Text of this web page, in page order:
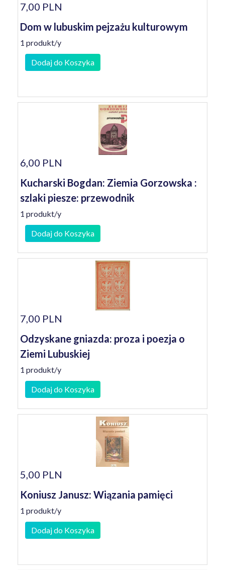
7,00 PLN
Dom w lubuskim pejzażu kulturowym
1 produkt/y
Dodaj do Koszyka
6,00 PLN
Kucharski Bogdan: Ziemia Gorzowska :
szlaki piesze: przewodnik
1 produkt/y
Dodaj do Koszyka
7,00 PLN
Odzyskane gniazda: proza i poezja o
Ziemi Lubuskiej
1 produkt/y
Dodaj do Koszyka
5,00 PLN
Koniusz Janusz: Wiązania pamięci
1 produkt/y
Dodaj do Koszyka